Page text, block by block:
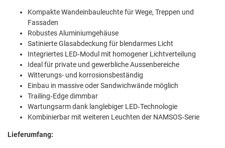
Kompakte Wandeinbauleuchte für Wege, Treppen und
Fassaden
Robustes Aluminiumgehäuse
Satinierte Glasabdeckung für blendarmes Licht
Integriertes LED‑Modul mit homogener Lichtverteilung
Ideal für private und gewerbliche Aussenbereiche
Witterungs- und korrosionsbeständig
Einbau in massive oder Sandwichwände möglich
Trailing‑Edge dimmbar
Wartungsarm dank langlebiger LED‑Technologie
Kombinierbar mit weiteren Leuchten der NAMSOS‑Serie
Lieferumfang: